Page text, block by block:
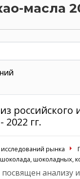
масла
российского
2022 гг.
исследований рынка
шоколада, шоколадных,
анализу